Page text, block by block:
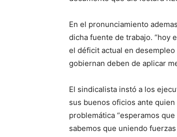
En el pronunciamiento
dicha fuente de trabajo. “hoy
el déficit actual en
gobiernan deben de aplicar
El sindicalista instó a los
sus buenos oficios ante
problemática “esperamos
sabemos que uniendo